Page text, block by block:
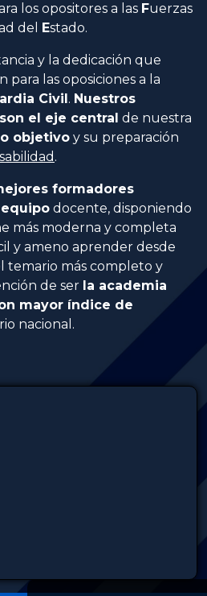
los opositores a las
Fuerzas
del Estado.
y la dedicación que
las oposiciones a la
Civil . Nuestros
son el eje central de nuestra
objetivo y su preparación
.
formadores
docente, disponiendo
más moderna y completa
y ameno aprender desde
temario más completo y
de ser la academia
mayor índice de
nacional.